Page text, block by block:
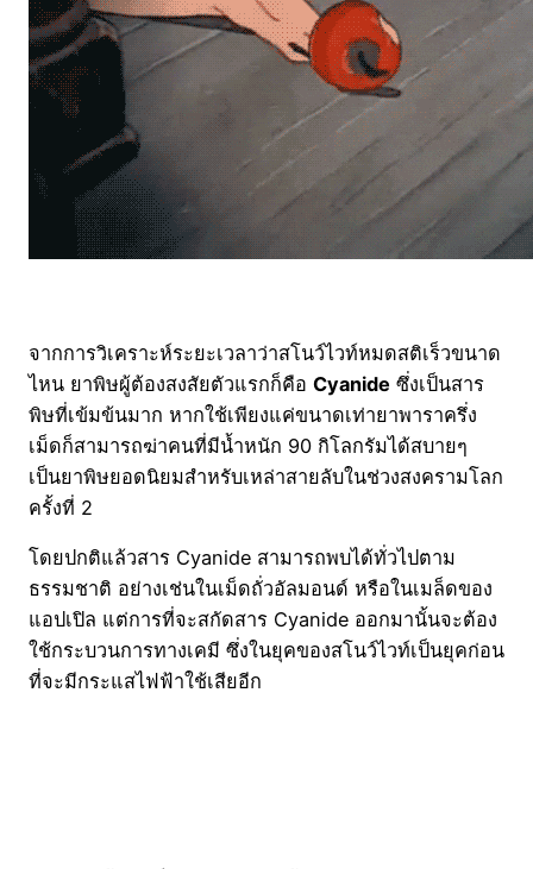
จากการวิเคราะห์ระยะเวลาว่าสโนว์ไวท์หมดสติเร็วขนาด
ไหน ยาพิษผู้ต้องสงสัยตัวแรกก็คือ Cyanide ซึ่งเป็นสาร
พิษที่เข้มข้นมาก หากใช้เพียงแค่ขนาดเท่ายาพาราครึ่ง
เม็ดก็สามารถฆ่าคนที่มีน้ำหนัก 90 กิโลกรัมได้สบายๆ
เป็นยาพิษยอดนิยมสำหรับเหล่าสายลับในช่วงสงครามโลก
ครั้งที่ 2
โดยปกติแล้วสาร Cyanide สามารถพบได้ทั่วไปตาม
ธรรมชาติ อย่างเช่นในเม็ดถั่วอัลมอนด์ หรือในเมล็ดของ
แอปเปิล แต่การที่จะสกัดสาร Cyanide ออกมานั้นจะต้อง
ใช้กระบวนการทางเคมี ซึ่งในยุคของสโนว์ไวท์เป็นยุคก่อน
ที่จะมีกระแสไฟฟ้าใช้เสียอีก